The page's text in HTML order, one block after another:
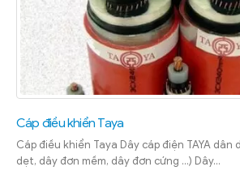
Cáp điều khiển Taya
Cáp điều khiển Taya Dây cáp điện TAYA dân
dẹt, dây đơn mềm, dây đơn cứng …) Dây...